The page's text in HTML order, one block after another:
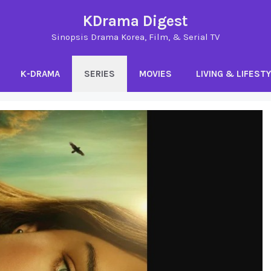
KDrama Digest
Sinopsis Drama Korea, Film, & Serial TV
K-DRAMA SERIES MOVIES LIVING &